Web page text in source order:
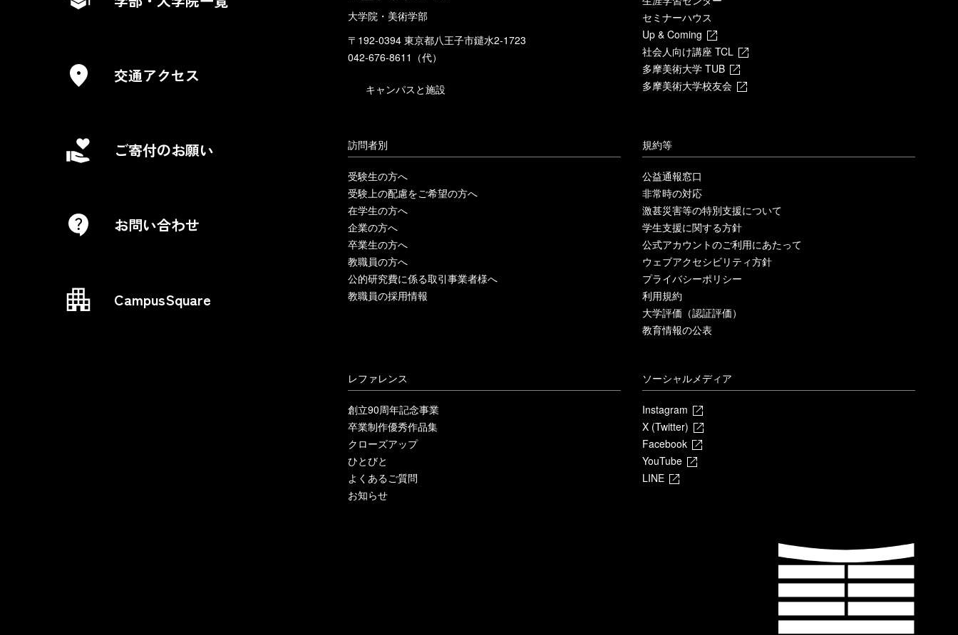
交通アクセス
ご寄付のお願い
お問い合わせ
CampusSquare
大学院・美術学部
〒192-0394 東京都八王子市鑓水2-1723
042-676-8611（代）
キャンパスと施設
セミナーハウス
Up & Coming
社会人向け講座 TCL
多摩美術大学 TUB
多摩美術大学校友会
訪問者別
受験生の方へ
受験上の配慮をご希望の方へ
在学生の方へ
企業の方へ
卒業生の方へ
教職員の方へ
公的研究費に係る取引事業者様へ
教職員の採用情報
規約等
公益通報窓口
非常時の対応
激甚災害等の特別支援について
学生支援に関する方針
公式アカウントのご利用にあたって
ウェブアクセシビリティ方針
プライバシーポリシー
利用規約
大学評価（認証評価）
教育情報の公表
レファレンス
創立90周年記念事業
卒業制作優秀作品集
クローズアップ
ひとびと
よくあるご質問
お知らせ
ソーシャルメディア
Instagram
X (Twitter)
Facebook
YouTube
LINE